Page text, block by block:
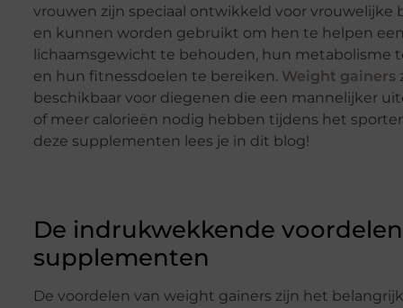
vrouwen zijn speciaal ontwikkeld voor vrouwelijke
en kunnen worden gebruikt om hen te helpen
lichaamsgewicht te behouden, hun metabolisme
en hun fitnessdoelen te bereiken. Weight gainers
beschikbaar voor diegenen die een mannelijker
of meer calorieën nodig hebben tijdens het
deze supplementen lees je in dit blog!
De indrukwekkende
supplementen
De voordelen van weight gainers zijn het